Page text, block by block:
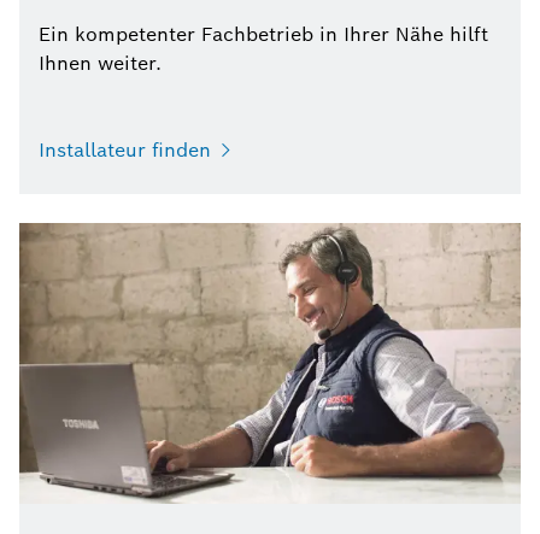
Ein kompetenter Fachbetrieb in Ihrer Nähe hilft
Ihnen weiter.
Installateur finden